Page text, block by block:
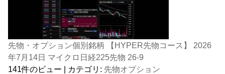
先物・オプション個別銘柄 【HYPER先物コース】 2026
年7月14日 マイクロ日経225先物 26-9
141件のビュー | カテゴリ: 先物オプション